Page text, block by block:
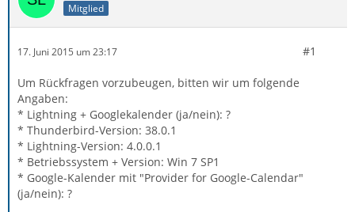
Mitglied
17. Juni 2015 um 23:17 #1
Um Rückfragen vorzubeugen, bitten wir um folgende
Angaben:
* Lightning + Googlekalender (ja/nein): ?
* Thunderbird-Version: 38.0.1
* Lightning-Version: 4.0.0.1
* Betriebssystem + Version: Win 7 SP1
* Google-Kalender mit "Provider for Google-Calendar"
(ja/nein): ?